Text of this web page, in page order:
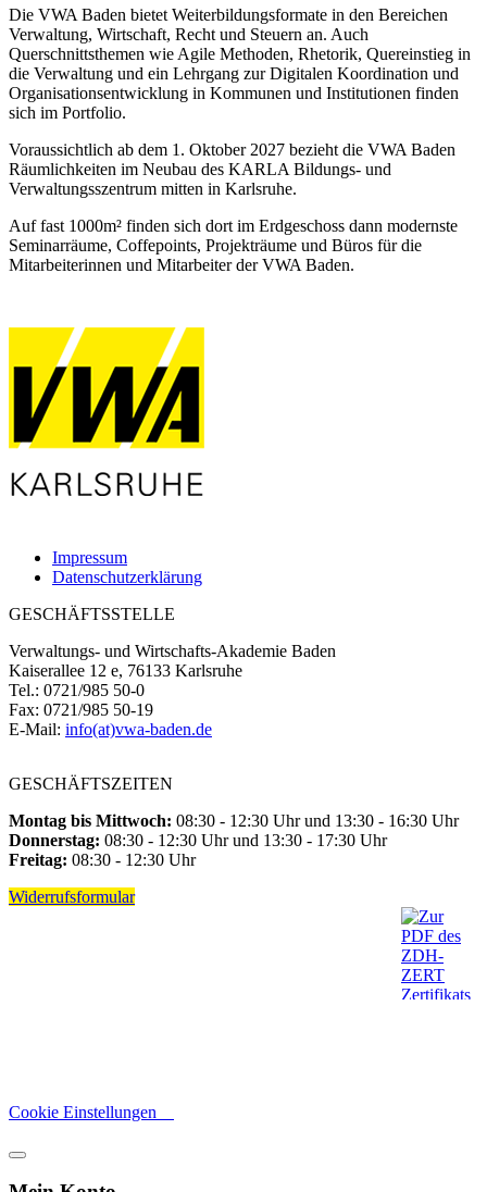
Die VWA Baden bietet Weiterbildungsformate in den Bereichen
Verwaltung, Wirtschaft, Recht und Steuern an. Auch
Querschnittsthemen wie Agile Methoden, Rhetorik, Quereinstieg in
die Verwaltung und ein Lehrgang zur Digitalen Koordination und
Organisationsentwicklung in Kommunen und Institutionen finden
sich im Portfolio.
Voraussichtlich ab dem 1. Oktober 2027 bezieht die VWA Baden
Räumlichkeiten im Neubau des KARLA Bildungs- und
Verwaltungsszentrum mitten in Karlsruhe.
Auf fast 1000m² finden sich dort im Erdgeschoss dann modernste
Seminarräume, Coffepoints, Projekträume und Büros für die
Mitarbeiterinnen und Mitarbeiter der VWA Baden.
Impressum
Datenschutzerklärung
GESCHÄFTSSTELLE
Verwaltungs- und Wirtschafts-Akademie Baden
Kaiserallee 12 e, 76133 Karlsruhe
Tel.: 0721/985 50-0
Fax: 0721/985 50-19
E-Mail: info(at)vwa-baden.de
GESCHÄFTSZEITEN
Montag bis Mittwoch: 08:30 - 12:30 Uhr und 13:30 - 16:30 Uhr
Donnerstag: 08:30 - 12:30 Uhr und 13:30 - 17:30 Uhr
Freitag: 08:30 - 12:30 Uhr
Widerrufsformular
Cookie Einstellungen